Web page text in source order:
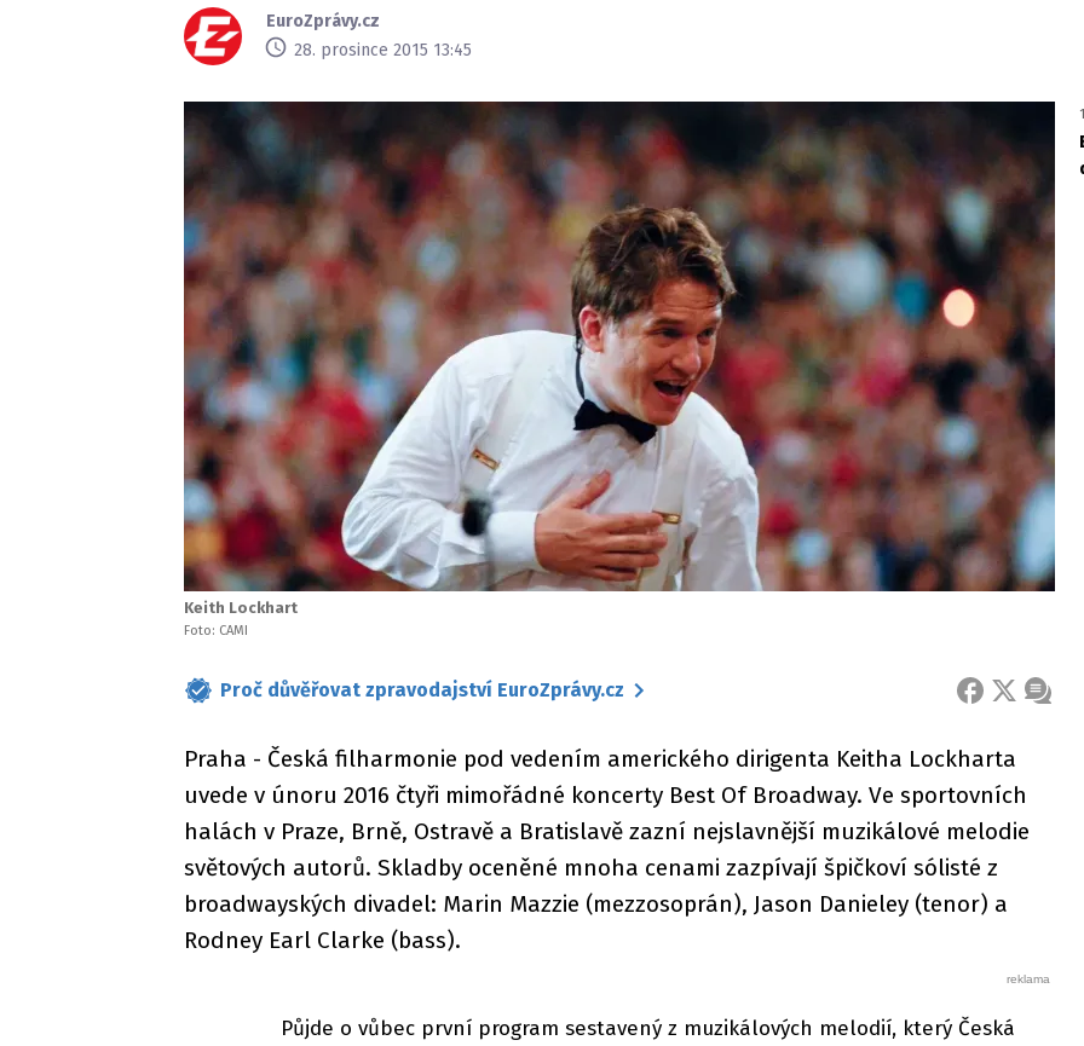
EuroZprávy.cz
28. prosince 2015 13:45
Keith Lockhart
Foto: CAMI
Proč důvěřovat zpravodajství EuroZprávy.cz FACEBOOK
X
Praha - Česká filharmonie pod vedením amerického dirigenta Keitha Lockharta
uvede v únoru 2016 čtyři mimořádné koncerty Best Of Broadway. Ve sportovních
halách v Praze, Brně, Ostravě a Bratislavě zazní nejslavnější muzikálové melodie
světových autorů. Skladby oceněné mnoha cenami zazpívají špičkoví sólisté z
broadwayských divadel: Marin Mazzie (mezzosoprán), Jason Danieley (tenor) a
Rodney Earl Clarke (bass).
Půjde o vůbec první program sestavený z muzikálových melodií, který Česká